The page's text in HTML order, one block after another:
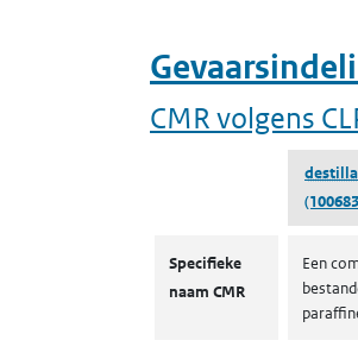
CMR volgens
Specifieke
naam CMR
Een